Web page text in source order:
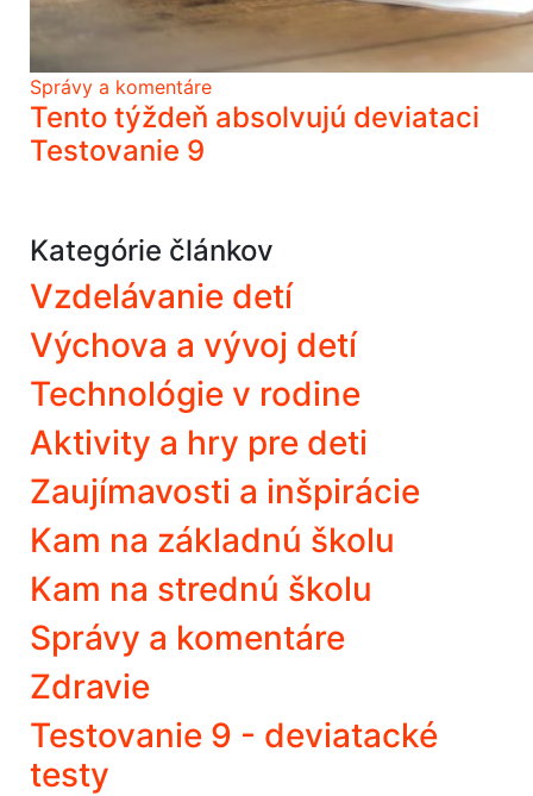
Správy a komentáre
Tento týždeň absolvujú deviataci
Testovanie 9
Kategórie článkov
Vzdelávanie detí
Výchova a vývoj detí
Technológie v rodine
Aktivity a hry pre deti
Zaujímavosti a inšpirácie
Kam na základnú školu
Kam na strednú školu
Správy a komentáre
Zdravie
Testovanie 9 - deviatacké
testy